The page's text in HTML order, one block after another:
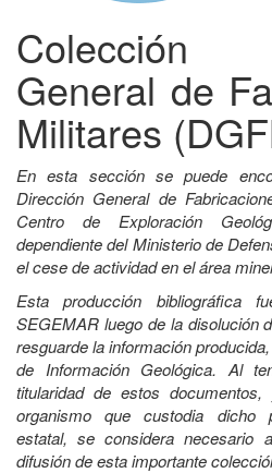
Colección
General de
Militares
En esta sección se puede
Dirección General de
Centro de Exploración
dependiente del Ministerio de
el cese de actividad en el área
Esta producción bibliográfica
SEGEMAR luego de la disolución
resguarde la información
de Información Geológica. Al
titularidad de estos
organismo que custodia dicho
estatal, se considera necesario
difusión de esta importante